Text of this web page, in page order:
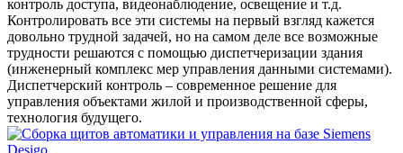
контроль доступа, видеонаблюдение, освещение и т.д.
Контролировать все эти системы на первый взгляд кажется
довольно трудной задачей, но на самом деле все возможные
трудности решаются с помощью диспетчеризации здания
(инженерный комплекс мер управления данными системами).
Диспетчерский контроль – современное решение для
управления объектами жилой и производственной сферы,
технология будущего.